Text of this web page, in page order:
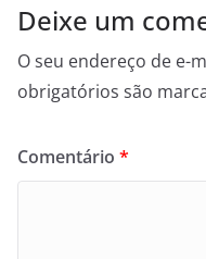
Deixe um
O seu endereço de e-
obrigatórios são
Comentário *